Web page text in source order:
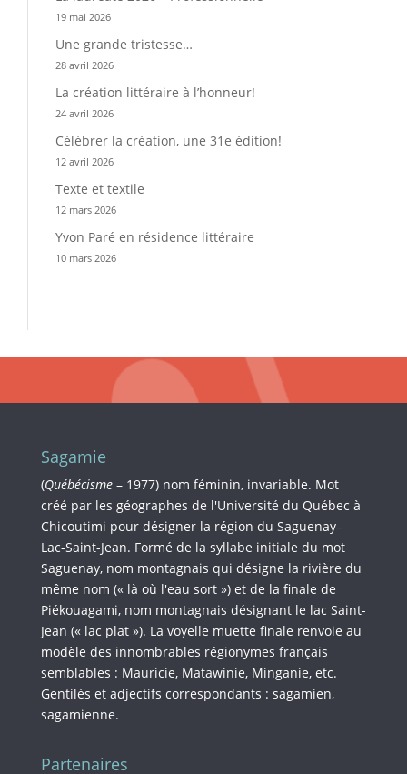
19 mai 2026
Une grande tristesse…
28 avril 2026
La création littéraire à l’honneur!
24 avril 2026
Célébrer la création, une 31e édition!
12 avril 2026
Texte et textile
12 mars 2026
Yvon Paré en résidence littéraire
10 mars 2026
Sagamie
(Québécisme – 1977) nom féminin, invariable. Mot
créé par les géographes de l'Université du Québec à
Chicoutimi pour désigner la région du Saguenay–
Lac-Saint-Jean. Formé de la syllabe initiale du mot
Saguenay, nom montagnais qui désigne la rivière du
même nom (« là où l'eau sort ») et de la finale de
Piékouagami, nom montagnais désignant le lac Saint-
Jean (« lac plat »). La voyelle muette finale renvoie au
modèle des innombrables régionymes français
semblables : Mauricie, Matawinie, Minganie, etc.
Gentilés et adjectifs correspondants : sagamien,
sagamienne.
Partenaires